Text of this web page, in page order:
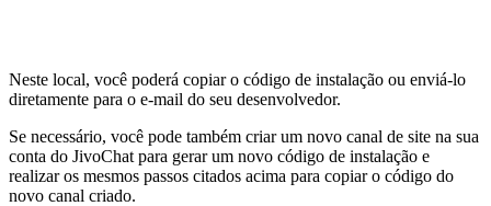
Neste local, você poderá copiar o código de instalação ou enviá-lo
diretamente para o e-mail do seu desenvolvedor.
Se necessário, você pode também criar um novo canal de site na sua
conta do JivoChat para gerar um novo código de instalação e
realizar os mesmos passos citados acima para copiar o código do
novo canal criado.